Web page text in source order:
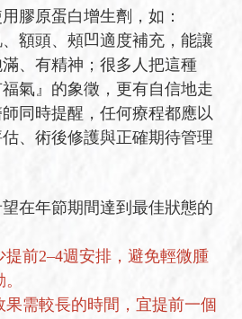
膠原蛋白增生劑，如：
、額頭、頰凹適度補充，能讓
、有精神；很多人把這種
福氣』的象徵，更有自信地走
同時提醒，任何療程都應以
、術後修護與正確期待管理
在年節期間達到最佳狀態的
前2–4週安排，避免輕微腫
果需較長的時間，宜提前一個